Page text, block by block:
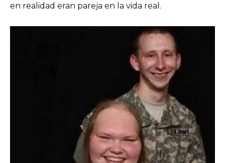
en realidad eran pareja en la vida real.